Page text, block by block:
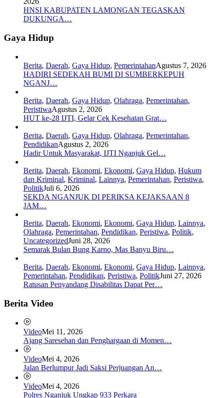
HNSI KABUPATEN LAMONGAN TEGASKAN
DUKUNGA…
Gaya Hidup
Berita, Daerah, Gaya Hidup, PemerintahanAgustus 7, 2026
HADIRI SEDEKAH BUMI DI SUMBERKEPUH
NGANJ…
Berita, Daerah, Gaya Hidup, Olahraga, Pemerintahan,
PeristiwaAgustus 2, 2026
HUT ke-28 IJTI, Gelar Cek Kesehatan Grat…
Berita, Daerah, Gaya Hidup, Olahraga, Pemerintahan,
PendidikanAgustus 2, 2026
Hadir Untuk Masyarakat, IJTI Nganjuk Gel…
Berita, Daerah, Ekonomi, Ekonomi, Gaya Hidup, Hukum
dan Kriminal, Kriminal, Lainnya, Pemerintahan, Peristiwa,
PolitikJuli 6, 2026
SEKDA NGANJUK DI PERIKSA KEJAKSAAN 8
JAM…
Berita, Daerah, Ekonomi, Ekonomi, Gaya Hidup, Lainnya,
Olahraga, Pemerintahan, Pendidikan, Peristiwa, Politik,
UncategorizedJuni 28, 2026
Semarak Bulan Bung Karno, Mas Banyu Biru…
Berita, Daerah, Ekonomi, Ekonomi, Gaya Hidup, Lainnya,
Pemerintahan, Pendidikan, Peristiwa, PolitikJuni 27, 2026
Ratusan Penyandang Disabilitas Dapat Per…
Berita Video
VideoMei 11, 2026
Ajang Saresehan dan Penghargaan di Momen…
VideoMei 4, 2026
Jalan Berlumpur Jadi Saksi Perjuangan An…
VideoMei 4, 2026
Polres Nganjuk Ungkap 933 Perkara